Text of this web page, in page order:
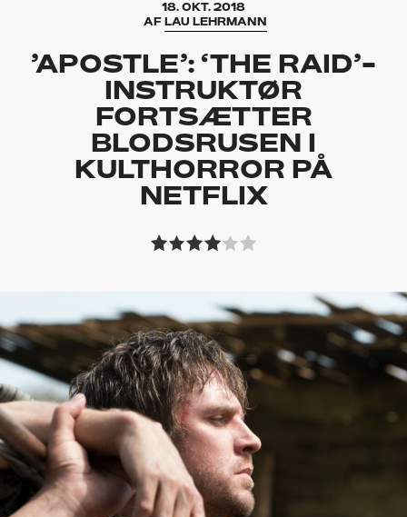
18. OKT. 2018
AF LAU LEHRMANN
’APOSTLE’: ‘THE RAID’-
INSTRUKTØR
FORTSÆTTER
BLODSRUSEN I
KULTHORROR PÅ
NETFLIX